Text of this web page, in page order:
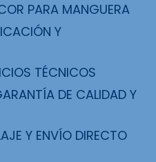
PARA MANGUERA
Y
TÉCNICOS
DE CALIDAD Y
Y ENVÍO DIRECTO